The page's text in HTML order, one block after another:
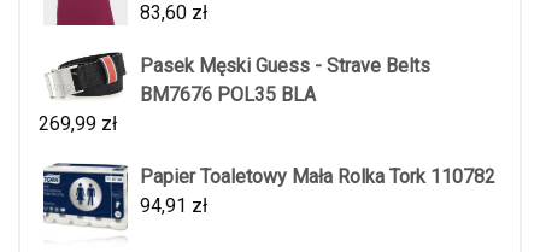
83,60 zł
Pasek Męski Guess - Strave Belts
BM7676 POL35 BLA
269,99 zł
Papier Toaletowy Mała Rolka Tork 110782
94,91 zł